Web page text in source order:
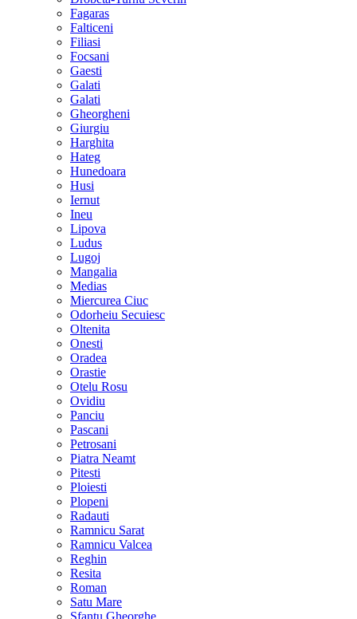
Fagaras
Falticeni
Filiasi
Focsani
Gaesti
Galati
Galati
Gheorgheni
Giurgiu
Harghita
Hateg
Hunedoara
Husi
Iernut
Ineu
Lipova
Ludus
Lugoj
Mangalia
Medias
Miercurea Ciuc
Odorheiu Secuiesc
Oltenita
Onesti
Oradea
Orastie
Otelu Rosu
Ovidiu
Panciu
Pascani
Petrosani
Piatra Neamt
Pitesti
Ploiesti
Plopeni
Radauti
Ramnicu Sarat
Ramnicu Valcea
Reghin
Resita
Roman
Satu Mare